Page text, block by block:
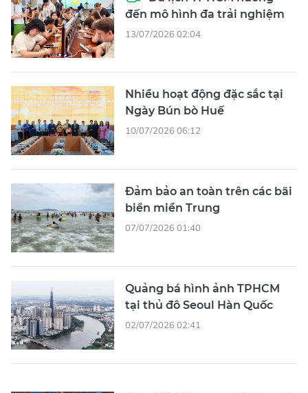
đến mô hình đa trải nghiệm
13/07/2026 02:04
Nhiều hoạt động đặc sắc tại
Ngày Bún bò Huế
10/07/2026 06:12
Đảm bảo an toàn trên các bãi
biển miền Trung
07/07/2026 01:40
Quảng bá hình ảnh TPHCM
tại thủ đô Seoul Hàn Quốc
02/07/2026 02:41